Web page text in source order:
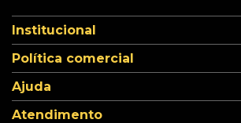
Institucional
Política comercial
Ajuda
Atendimento